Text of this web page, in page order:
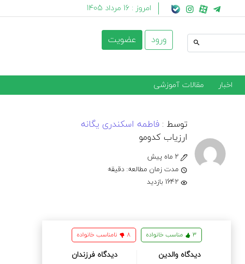
امروز : 16 مرداد 1405
ورود عضویت
اخبار مقالات آموزشی
توسط : فاطمه اسکندری یگانه
ارزیاب کدومو
مدت زمان مطالعه: دقیقه
3 مناسب خانواده 8 نامناسب خانواده
دیدگاه والدین
دیدگاه فرزندان